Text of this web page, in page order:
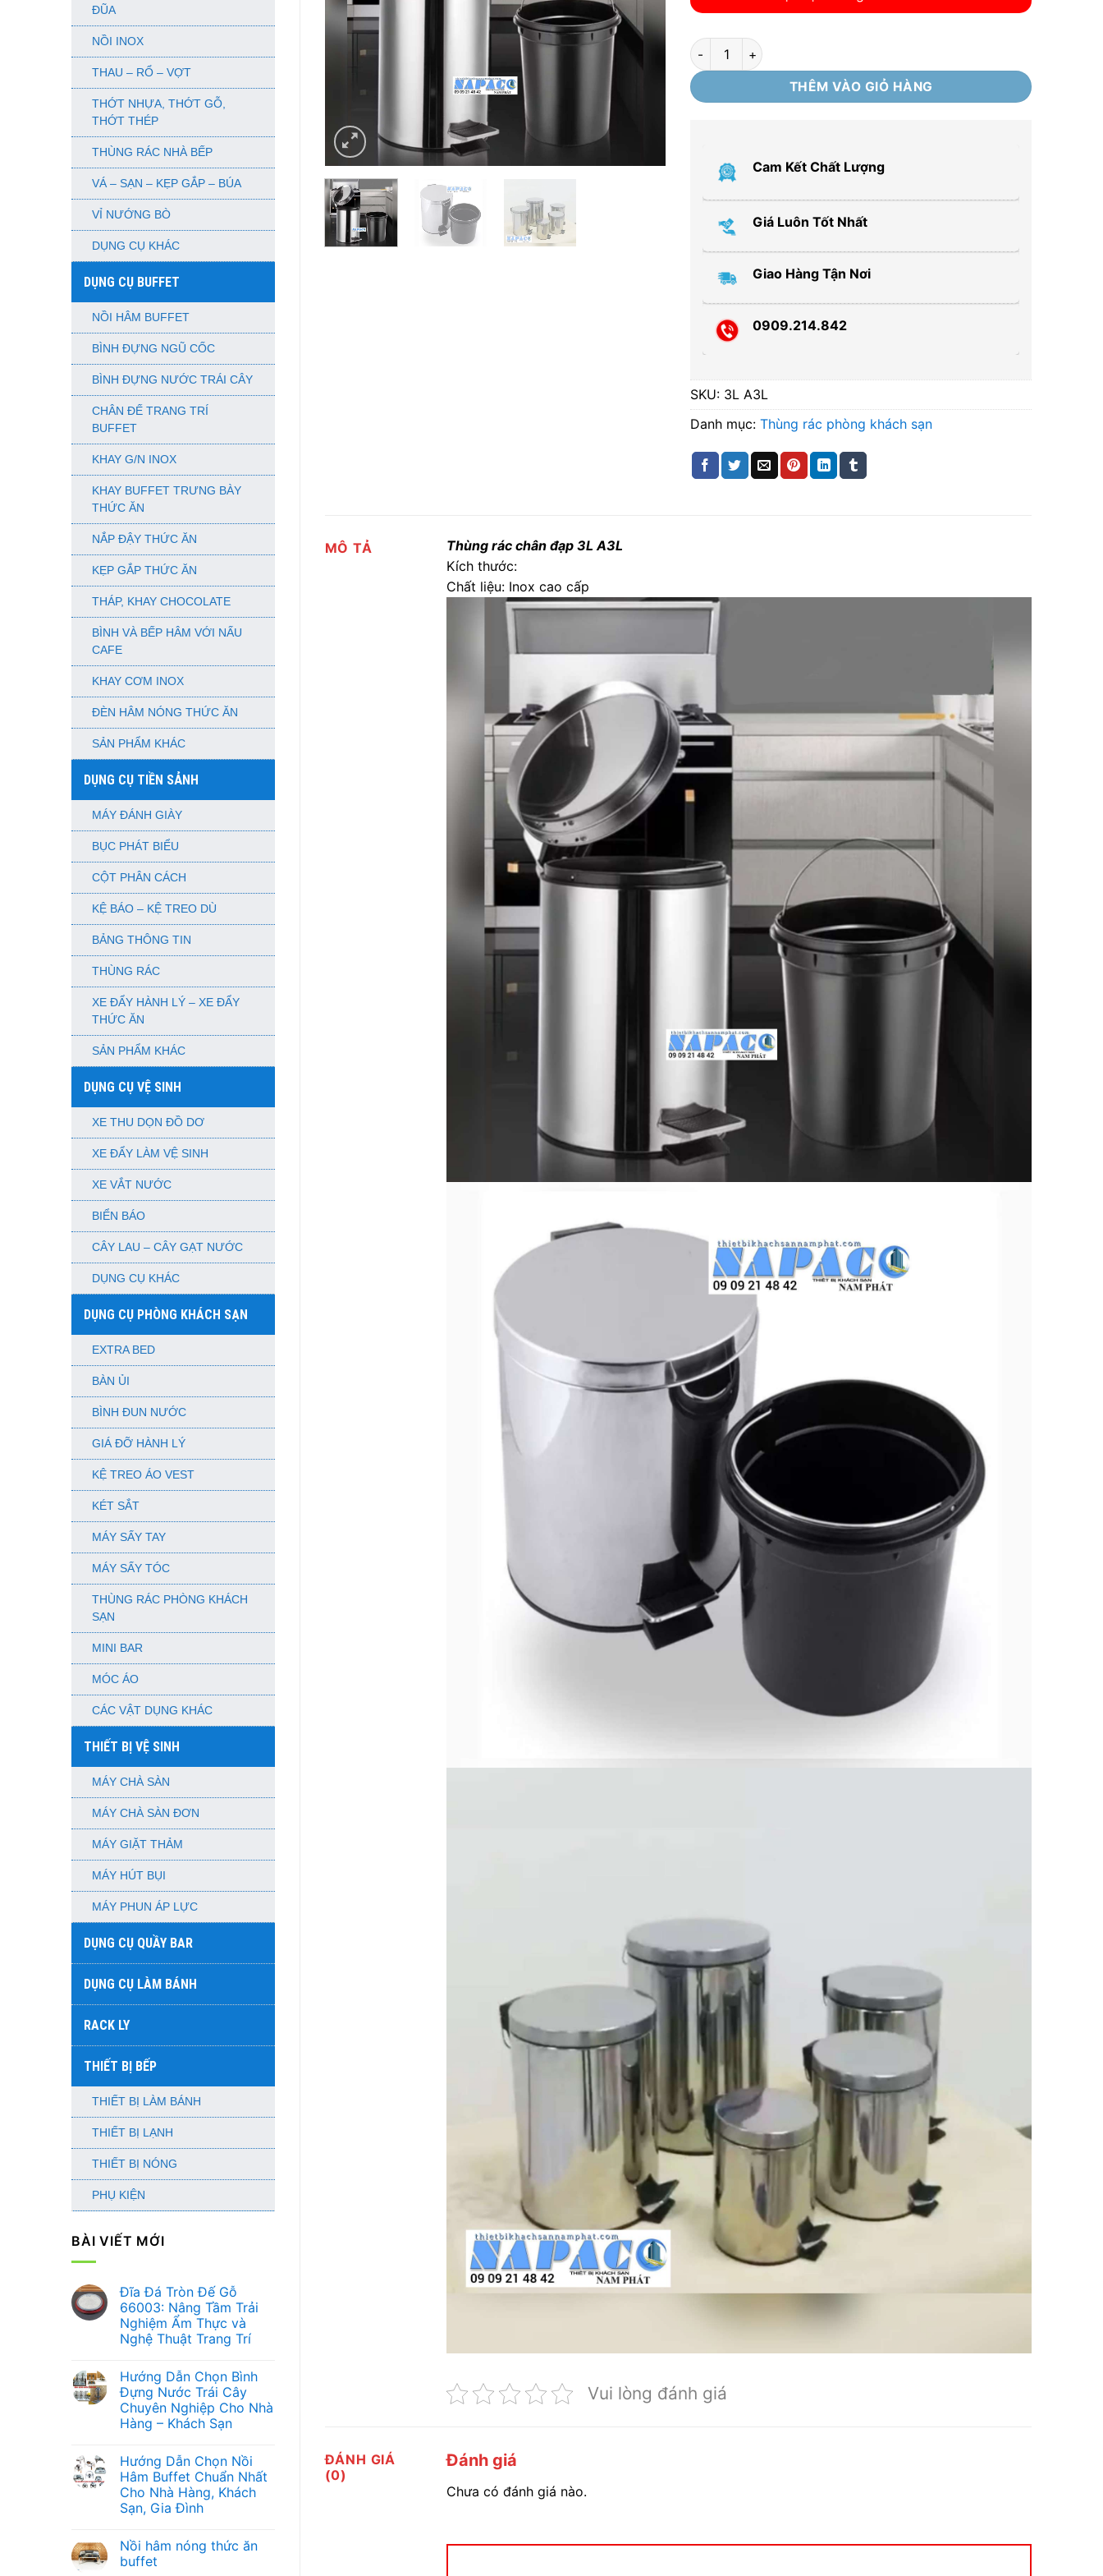
ĐŨA
NỒI INOX
THAU – RỔ – VỢT
THỚT NHỰA, THỚT GỖ,
THỚT THÉP
THÙNG RÁC NHÀ BẾP
VÁ – SẠN – KẸP GẮP – BÚA
VỈ NƯỚNG BÒ
DỤNG CỤ KHÁC
DỤNG CỤ BUFFET
NỒI HÂM BUFFET
BÌNH ĐỰNG NGŨ CỐC
BÌNH ĐỰNG NƯỚC TRÁI CÂY
CHÂN ĐẾ TRANG TRÍ
BUFFET
KHAY G/N INOX
KHAY BUFFET TRƯNG BÀY
THỨC ĂN
NẮP ĐẬY THỨC ĂN
KẸP GẮP THỨC ĂN
THÁP, KHAY CHOCOLATE
BÌNH VÀ BẾP HÂM VỚI NẤU
CAFE
KHAY CƠM INOX
ĐÈN HÂM NÓNG THỨC ĂN
SẢN PHẨM KHÁC
DỤNG CỤ TIỀN SẢNH
MÁY ĐÁNH GIÀY
BỤC PHÁT BIỂU
CỘT PHÂN CÁCH
KỆ BÁO – KỆ TREO DÙ
BẢNG THÔNG TIN
THÙNG RÁC
XE ĐẨY HÀNH LÝ – XE ĐẨY
THỨC ĂN
SẢN PHẨM KHÁC
DỤNG CỤ VỆ SINH
XE THU DỌN ĐỒ DƠ
XE ĐẨY LÀM VỆ SINH
XE VẮT NƯỚC
BIỂN BÁO
CÂY LAU – CÂY GẠT NƯỚC
DỤNG CỤ KHÁC
DỤNG CỤ PHÒNG KHÁCH SẠN
EXTRA BED
BÀN ỦI
BÌNH ĐUN NƯỚC
GIÁ ĐỠ HÀNH LÝ
KỆ TREO ÁO VEST
KÉT SẮT
MÁY SẤY TAY
MÁY SẤY TÓC
THÙNG RÁC PHÒNG KHÁCH
SẠN
MINI BAR
MÓC ÁO
CÁC VẬT DỤNG KHÁC
THIẾT BỊ VỆ SINH
MÁY CHÀ SÀN
MÁY CHÀ SÀN ĐƠN
MÁY GIẶT THẢM
MÁY HÚT BỤI
MÁY PHUN ÁP LỰC
DỤNG CỤ QUẦY BAR
DỤNG CỤ LÀM BÁNH
RACK LY
THIẾT BỊ BẾP
THIẾT BỊ LÀM BÁNH
THIẾT BỊ LẠNH
THIẾT BỊ NÓNG
PHỤ KIỆN
BÀI VIẾT MỚI
Đĩa Đá Tròn Đế Gỗ
66003: Nâng Tầm Trải
Nghiệm Ẩm Thực và
Nghệ Thuật Trang Trí
bình
luận
ở
Đĩa
Đá
Tròn
66003:
Nâng
Tầm
Trải
Nghiệm
Ẩm
Nghệ
Thuật
Trang
Hướng Dẫn Chọn Bình
Đựng Nước Trái Cây
Chuyên Nghiệp Cho Nhà
Hàng – Khách Sạn
bình
luận
ở
Hướng
Dẫn
Chọn
Nước
Trái
Cây
Hướng Dẫn Chọn Nồi
Hâm Buffet Chuẩn Nhất
Cho Nhà Hàng, Khách
Sạn, Gia Đình
bình
luận
ở
Nồi hâm nóng thức ăn
buffet
Thùng rác chân đạp 3L A3L số lượng
THÊM VÀO GIỎ HÀNG
Cam Kết Chất Lượng
Giá Luôn Tốt Nhất
Giao Hàng Tận Nơi
0909.214.842
SKU: 3L A3L
Danh mục:Thùng rác phòng khách sạn
MÔ TẢ
Thùng rác chân đạp 3L A3L
Kích thước:
Chất liệu: Inox cao cấp
Vui lòng đánh giá
ĐÁNH GIÁ
(0)
Đánh giá
Chưa có đánh giá nào.